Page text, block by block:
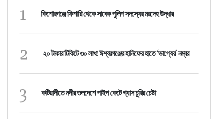
1 কিশোরগঞ্জে ফিশারি থেকে সাবেক পুলিশ সদস্যের মরদেহ উদ্ধার
2 ২০ টাকার টিকিটে ৩০ লাখ! ঈশ্বরগঞ্জের হানিফের হাতে ‘ভাগ্যের’ নম্বর
3 কটিয়াদীতে নদীর তলদেশে পাইপ কেটে গ্যাস চুরির চেষ্টা